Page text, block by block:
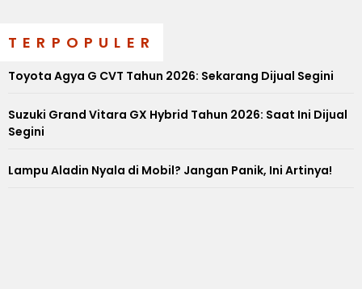
TERPOPULER
Toyota Agya G CVT Tahun 2026: Sekarang Dijual Segini
Suzuki Grand Vitara GX Hybrid Tahun 2026: Saat Ini Dijual
Segini
Lampu Aladin Nyala di Mobil? Jangan Panik, Ini Artinya!